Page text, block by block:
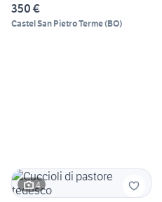
350 €
Castel San Pietro Terme(BO)
4